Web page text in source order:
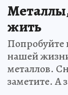
жить
Попробуйте
нашей
металлов.
заметите. А